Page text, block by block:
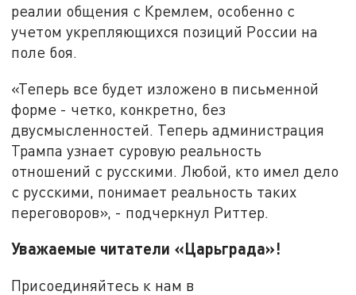
реалии общения с Кремлем, особенно с
учетом укрепляющихся позиций России на
поле боя.
«Теперь все будет изложено в письменной
форме - четко, конкретно, без
двусмысленностей. Теперь администрация
Трампа узнает суровую реальность
отношений с русскими. Любой, кто имел дело
с русскими, понимает реальность таких
переговоров», - подчеркнул Риттер.
Уважаемые читатели «Царьграда»!
Присоединяйтесь к нам в